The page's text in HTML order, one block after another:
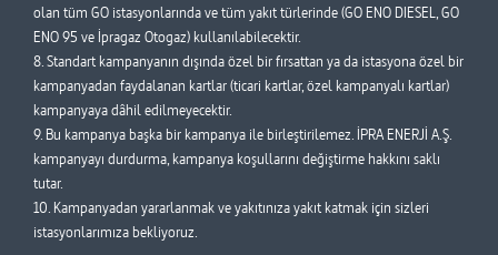
olan tüm GO istasyonlarında ve tüm yakıt türlerinde (GO ENO DIESEL, GO
ENO 95 ve İpragaz Otogaz) kullanılabilecektir.
8. Standart kampanyanın dışında özel bir fırsattan ya da istasyona özel bir
kampanyadan faydalanan kartlar (ticari kartlar, özel kampanyalı kartlar)
kampanyaya dâhil edilmeyecektir.
9. Bu kampanya başka bir kampanya ile birleştirilemez. İPRA ENERJİ A.Ş.
kampanyayı durdurma, kampanya koşullarını değiştirme hakkını saklı
tutar.
10. Kampanyadan yararlanmak ve yakıtınıza yakıt katmak için sizleri
istasyonlarımıza bekliyoruz.